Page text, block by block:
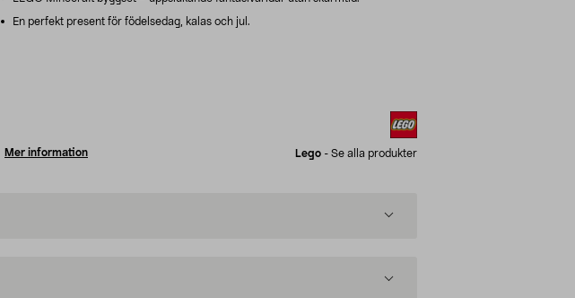
En perfekt present för födelsedag, kalas och jul.
Mer information Lego - Se alla produkter